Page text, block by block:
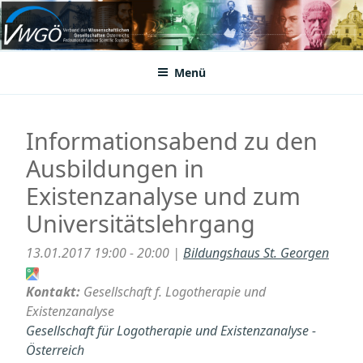
Zum
Inhalt
springenVWGÖ
Federation of Austrian Scientific Societies
Menü
Informationsabend zu den
Ausbildungen in
Existenzanalyse und zum
Universitätslehrgang
13.01.2017 19:00 - 20:00 | Bildungshaus St. Georgen
Kontakt: Gesellschaft f. Logotherapie und
Existenzanalyse
Gesellschaft für Logotherapie und Existenzanalyse -
Österreich